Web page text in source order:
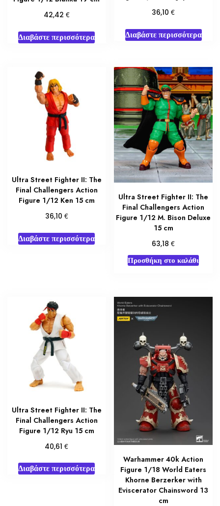
42,42 €
Διαβάστε περισσότερα
36,10€
Διαβάστε περισσότερα
Ultra Street Fighter II: The
Final Challengers Action
Figure 1/12 Ken 15 cm
36,10 €
Διαβάστε περισσότερα
Ultra Street Fighter II: The
Final Challengers Action
Figure 1/12 M. Bison Deluxe
15 cm
63,18€
Προσθήκη στο καλάθι
Ultra Street Fighter II: The
Final Challengers Action
Figure 1/12 Ryu 15 cm
40,61€
Διαβάστε περισσότερα
Warhammer 40k Action
Figure 1/18 World Eaters
Khorne Berzerker with
Eviscerator Chainsword 13
cm